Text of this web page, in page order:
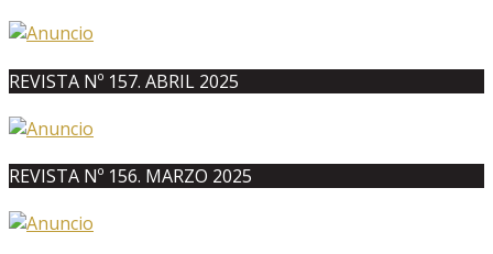
REVISTA Nº 157. ABRIL 2025
REVISTA Nº 156. MARZO 2025